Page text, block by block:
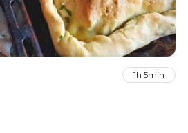
1h 5min